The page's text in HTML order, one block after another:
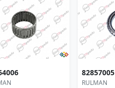
82857005
RULMAN